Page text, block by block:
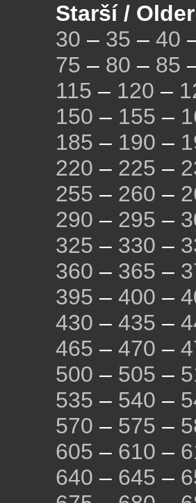
Starší /
30 – 35 – 40
75 – 80 – 85
115 – 120 –
150 – 155 –
185 – 190 –
220 – 225 –
255 – 260 –
290 – 295 –
325 – 330 –
360 – 365 –
395 – 400 –
430 – 435 –
465 – 470 –
500 – 505 –
535 – 540 –
570 – 575 –
605 – 610 –
640 – 645 –